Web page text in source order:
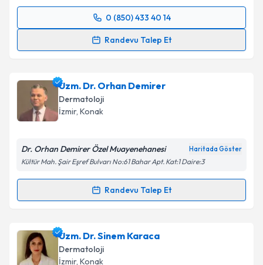
Takvim Talebini Gönder
0 (850) 433 40 14
Randevu Talep Et
Randevu Takvimi Talebi
takvim hazırlandığında e-posta ile bilgilendireceğiz.
E-posta Adresiniz
Kişisel verilerimin işlenmesine ilişkinAydınlatma
Metni'ni okudum ve kişisel verilerimin belirtilen
kapsamda işlenmesini kabul ediyorum.
Uzm. Dr. Orhan Demirer
Dermatoloji
İzmir, Konak
Dr. Orhan Demirer Özel Muayenehanesi Haritada Göster
Kültür Mah. Şair Eşref Bulvarı No:61 Bahar Apt. Kat:1 Daire:3
Randevu Talep Et
Randevu Takvimi Talebi
Uzm. Dr. Orhan Demireriçin randevu takvimi talebi
oluşturun. Size bu uzmandan randevu almanız için bir
takvim hazırlandığında e-posta ile bilgilendireceğiz.
Uzm. Dr. Sinem Karaca
Dermatoloji
İzmir, Konak